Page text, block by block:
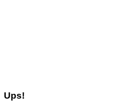
Ups!